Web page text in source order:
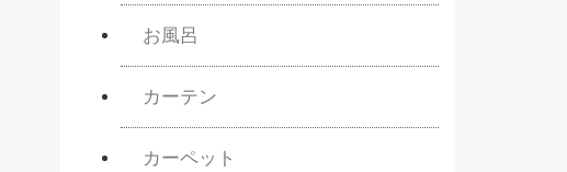
お風呂
カーテン
カーペット